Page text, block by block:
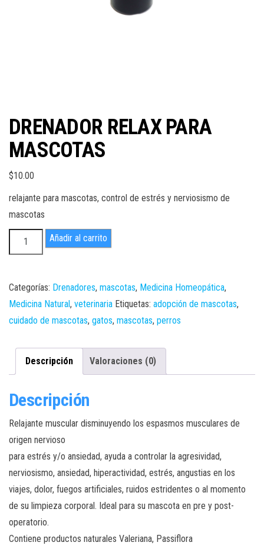
DRENADOR RELAX PARA
MASCOTAS
$10.00
relajante para mascotas, control de estrés y nerviosismo de
mascotas
DRENADOR
RELAX
MASCOTAS
cantidad
Añadir al carrito
Categorías: Drenadores, mascotas, Medicina Homeopática,
Medicina Natural, veterinaria Etiquetas: adopción de mascotas,
cuidado de mascotas, gatos, mascotas, perros
Descripción Valoraciones (0)
Descripción
Relajante muscular disminuyendo los espasmos musculares de
origen nervioso
para estrés y/o ansiedad, ayuda a controlar la agresividad,
nerviosismo, ansiedad, hiperactividad, estrés, angustias en los
viajes, dolor, fuegos artificiales, ruidos estridentes o al momento
de su limpieza corporal. Ideal para su mascota en pre y post-
operatorio.
Contiene productos naturales Valeriana, Passiflora